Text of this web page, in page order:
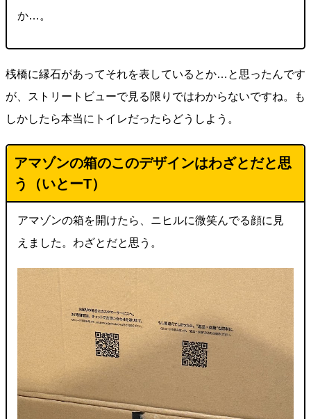
か…。
桟橋に縁石があってそれを表しているとか…と思ったんです
が、ストリートビューで見る限りではわからないですね。も
しかしたら本当にトイレだったらどうしよう。
アマゾンの箱のこのデザインはわざとだと思
う（いとーT）
アマゾンの箱を開けたら、ニヒルに微笑んでる顔に見
えました。わざとだと思う。